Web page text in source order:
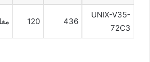
UNIX-V35-
72C3
436
120